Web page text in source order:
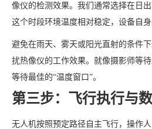
像仪的检测效果。我们通常选择在日
这个时段环境温度相对稳定，设备自身
避免在雨天、雾天或阳光直射的条件
扰热像仪的工作效果。就像摄影师等
等待最佳的“温度窗口”。
第三步：飞行执行与
无人机按照预定路径自主飞行，操作